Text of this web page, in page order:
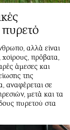
αλλά είναι
πρόβατα,
άμεσες και
της
αναφέρεται σε
μετά και τα
πυρετού στα